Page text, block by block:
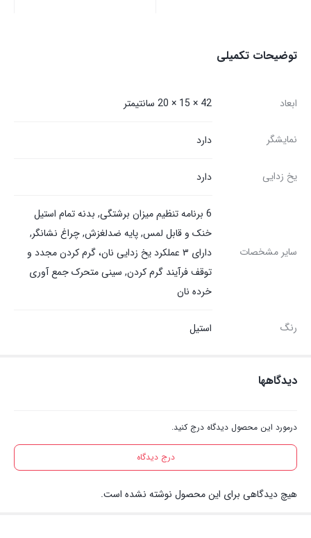
توضیحات تکمیلی
ابعاد 42 × 15 × 20 سانتیمتر
نمایشگر دارد
یخ زدایی دارد
سایر مشخصات
6 برنامه تنظیم میزان برشتگی, بدنه تمام استیل
خنک و قابل لمس, پایه ضدلغزش, چراغ نشانگر,
دارای ۳ عملکرد یخ زدایی نان، گرم کردن مجدد و
توقف فرآیند گرم کردن, سینی متحرک جمع آوری
خرده نان
رنگ استیل
دیدگاهها
درمورد این محصول دیدگاه درج کنید.
درج دیدگاه
هیچ دیدگاهی برای این محصول نوشته نشده است.